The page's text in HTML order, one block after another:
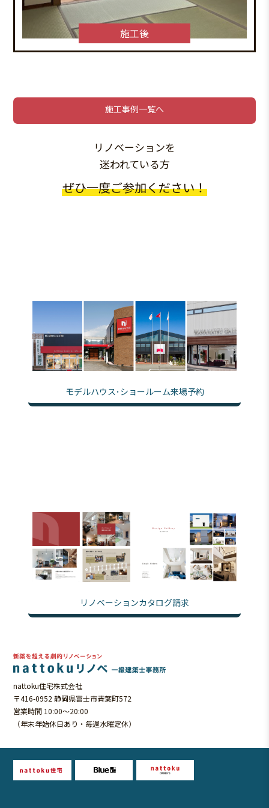
施工後
施工事例一覧へ
リノベーションを
迷われている方
ぜひ一度ご参加ください！
モデルハウス･ショールーム来場予約
リノベーションカタログ請求
nattoku住宅株式会社
〒416-0952 静岡県富士市青葉町572
営業時間 10:00～20:00
（年末年始休日あり・毎週水曜定休）